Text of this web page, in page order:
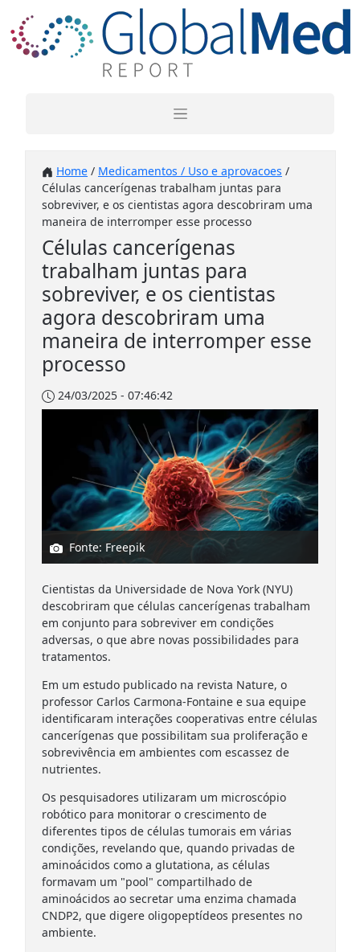
Home / Medicamentos / Uso e aprovacoes /
Células cancerígenas trabalham juntas para
sobreviver, e os cientistas agora descobriram uma
maneira de interromper esse processo
Células cancerígenas
trabalham juntas para
sobreviver, e os cientistas
agora descobriram uma
maneira de interromper esse
processo
24/03/2025 - 07:46:42
Fonte: Freepik
Cientistas da Universidade de Nova York (NYU)
descobriram que células cancerígenas trabalham
em conjunto para sobreviver em condições
adversas, o que abre novas possibilidades para
tratamentos.
Em um estudo publicado na revista Nature, o
professor Carlos Carmona-Fontaine e sua equipe
identificaram interações cooperativas entre células
cancerígenas que possibilitam sua proliferação e
sobrevivência em ambientes com escassez de
nutrientes.
Os pesquisadores utilizaram um microscópio
robótico para monitorar o crescimento de
diferentes tipos de células tumorais em várias
condições, revelando que, quando privadas de
aminoácidos como a glutationa, as células
formavam um "pool" compartilhado de
aminoácidos ao secretar uma enzima chamada
CNDP2, que digere oligopeptídeos presentes no
ambiente.